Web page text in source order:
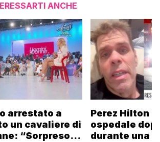
ANCHE
arrestato a
un cavaliere di
“Sorpreso di
Perez Hilton
ospedale
durante una